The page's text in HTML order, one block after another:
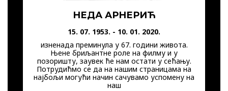
НЕДА АРНЕРИЋ
15. 07. 1953. - 10. 01. 2020.
изненада преминула у 67. години живота.
Њене бриљантне роле на филму и у
позоришту, заувек ће нам остати у сећању.
Потрудићмо се да на нашим страницама на
најбољи могући начин сачувамо успомену на
наш